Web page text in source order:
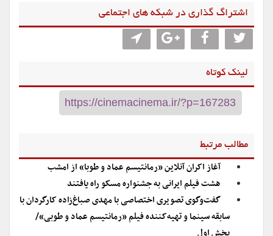
اشتراگ گذاری در شبکه های اجتماعی
لینک کوتاه
مطالب مرتبط
آغاز اکران آنلاین «رمانتیسم عماد و طوبا» از امشب
هشت فیلم ایرانی به جشنواره مسکو راه یافتند
گفت‌وگوی تصویری اختصاصی با مهدی صباغ‌زاده کارگردان با
سابقه سینما و تهیه‌کننده فیلم «رمانتیسم عماد و طوبی»/